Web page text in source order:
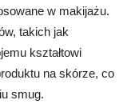
w makijażu.
takich jak
kształtowi
na skórze, co
smug.